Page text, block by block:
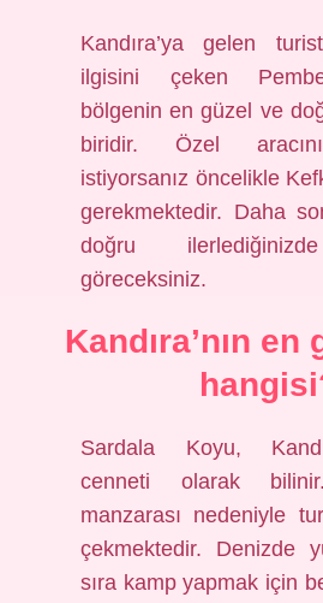
Kandıra’ya gelen
ilgisini çeken
bölgenin en güzel ve
biridir. Özel
istiyorsanız öncelikle
gerekmektedir. Daha
doğru
göreceksiniz.
Kandıra’nın en
Sardala Koyu,
cenneti olarak
manzarası nedeniyle
çekmektedir. Denizde
sıra kamp yapmak için